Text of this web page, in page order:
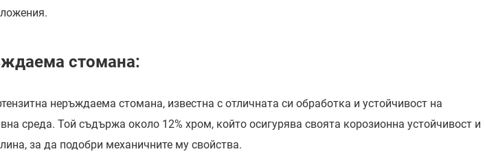
стомана:
неръждаема стомана, известна с отличната си обработка и устойчивост на
среда. Той съдържа около 12% хром, който осигурява своята корозионна устойчивост и
за да подобри механичните му свойства.